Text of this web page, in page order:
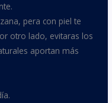
pera con piel te
otro lado, evitaras los
aportan más